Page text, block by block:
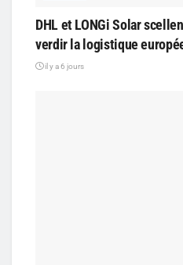
DHL et LONGi Solar
verdir la logistique
il y a 6 jours